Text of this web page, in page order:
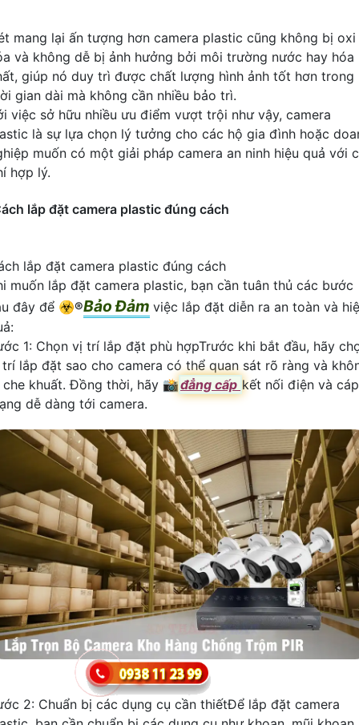
mang lại ấn tượng hơn camera plastic cũng không bị oxi
và không dễ bị ảnh hưởng bởi môi trường nước hay hóa
giúp nó duy trì được chất lượng hình ảnh tốt hơn trong
gian dài mà không cần nhiều bảo trì.
việc sở hữu nhiều ưu điểm vượt trội như vậy, camera
là sự lựa chọn lý tưởng cho các hộ gia đình hoặc
muốn có một giải pháp camera an ninh hiệu quả với
hợp lý.
lắp đặt camera plastic đúng cách
lắp đặt camera plastic đúng cách
muốn lắp đặt camera plastic, bạn cần tuân thủ các bước
đây để ☣️®️Bảo Đảm việc lắp đặt diễn ra an toàn và
1: Chọn vị trí lắp đặt phù hợpTrước khi bắt đầu, hãy
lắp đặt sao cho camera có thể quan sát rõ ràng và
che khuất. Đồng thời, hãy 📸đẳng cấp kết nối điện và cáp
dễ dàng tới camera.
2: Chuẩn bị các dụng cụ cần thiếtĐể lắp đặt camera